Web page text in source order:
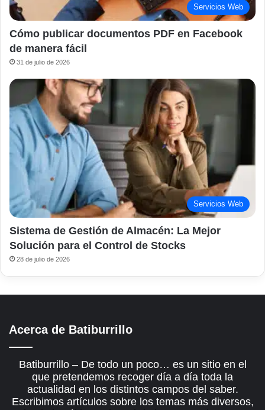
Servicios Web
Cómo publicar documentos PDF en Facebook
de manera fácil
31 de julio de 2026
Servicios Web
Sistema de Gestión de Almacén: La Mejor
Solución para el Control de Stocks
28 de julio de 2026
Acerca de Batiburrillo
Batiburrillo – De todo un poco… es un sitio en el
que pretendemos recoger día a día toda la
actualidad en los distintos campos del saber.
Escribimos artículos sobre los temas más diversos,